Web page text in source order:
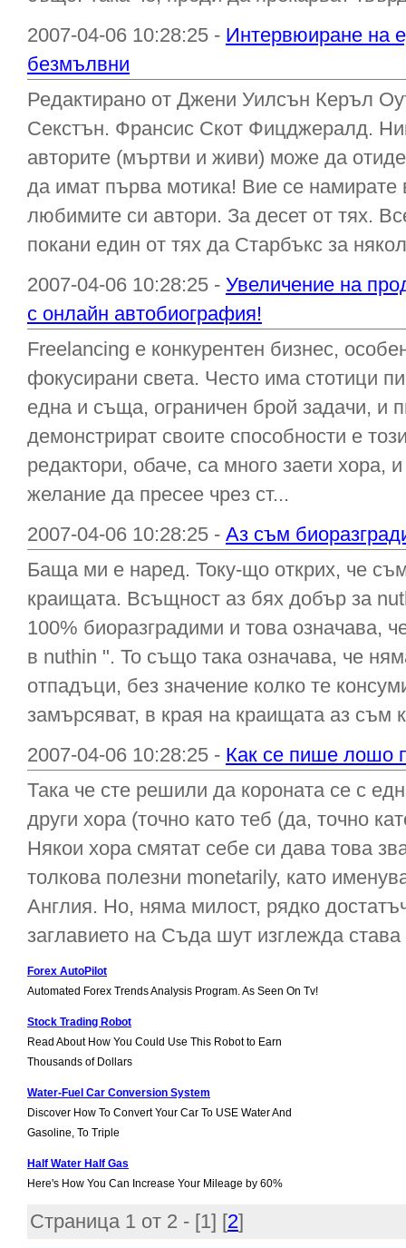
2007-04-06 10:28:25 - Интервюиране на
безмълвни
Редактирано от Джени Уилсън Керъл
Секстън. Франсис Скот Фицджералд.
авторите (мъртви и живи) може да
да имат първа мотика! Вие се намирате
любимите си автори. За десет от тях.
покани един от тях да Старбъкс за
2007-04-06 10:28:25 - Увеличение на
с онлайн автобиография!
Freelancing е конкурентен бизнес,
фокусирани света. Често има стотици
една и съща, ограничен брой задачи, и
демонстрират своите способности е
редактори, обаче, са много заети хора,
желание да пресее чрез ст...
2007-04-06 10:28:25 - Аз съм
Баща ми е наред. Току-що открих, че
краищата. Всъщност аз бях добър за
100% биоразградими и това означава,
в nuthin ". То също така означава, че
отпадъци, без значение колко те
замърсяват, в края на краищата аз съм
2007-04-06 10:28:25 - Как се пише лошо
Така че сте решили да короната се с
други хора (точно като теб (да, точно
Някои хора смятат себе си дава това
толкова полезни monetarily, като
Англия. Но, няма милост, рядко
заглавието на Съда шут изглежда
Forex AutoPilot
Automated Forex Trends Analysis Program. As Seen On Tv!
Stock Trading Robot
Read About How You Could Use This Robot to Earn
Thousands of Dollars
Water-Fuel Car Conversion System
Discover How To Convert Your Car To USE Water And
Gasoline, To Triple
Half Water Half Gas
Here's How You Can Increase Your Mileage by 60%
Страница 1 от 2 - [1] [2]